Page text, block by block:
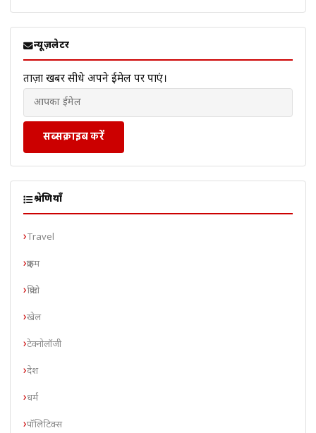
न्यूज़लेटर
ताज़ा खबरें सीधे अपने ईमेल पर पाएं।
सब्सक्राइब करें
श्रेणियाँ
Travel
क्राइम
क्रिप्टो
खेल
टेक्नोलॉजी
देश
धर्म
पॉलिटिक्स